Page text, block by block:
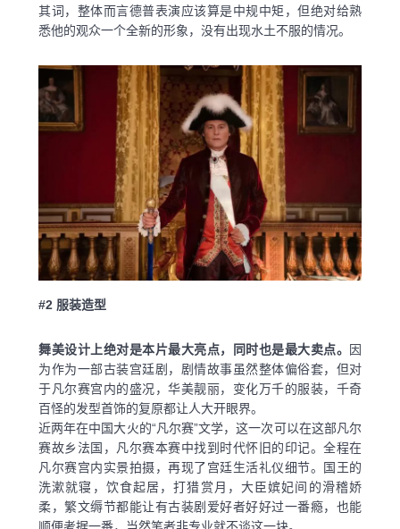
其词，整体而言德普表演应该算是中规中矩，但绝对给熟
悉他的观众一个全新的形象，没有出现水土不服的情况。
#2 服装造型
舞美设计上绝对是本片最大亮点，同时也是最大卖点。
因
为作为一部古装宫廷剧，剧情故事虽然整体偏俗套，但对
于凡尔赛宫内的盛况，华美靓丽，变化万千的服装，千奇
百怪的发型首饰的复原都让人大开眼界。
近两年在中国大火的“凡尔赛”文学，这一次可以在这部凡尔
赛故乡法国，凡尔赛本赛中找到时代怀旧的印记。全程在
凡尔赛宫内实景拍摄，再现了宫廷生活礼仪细节。国王的
洗漱就寝，饮食起居，打猎赏月，大臣嫔妃间的滑稽娇
柔，繁文缛节都能让有古装剧爱好者好好过一番瘾，也能